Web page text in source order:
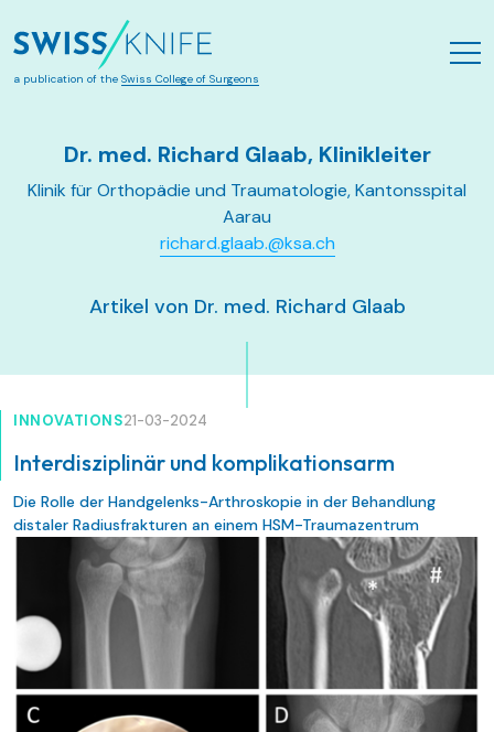
a publication of the Swiss College of Surgeons
Dr. med. Richard Glaab, Klinikleiter
Klinik für Orthopädie und Traumatologie, Kantonsspital
Aarau
richard.glaab.@ksa.ch
Artikel von Dr. med. Richard Glaab
INNOVATIONS21-03-2024
Interdisziplinär und komplikationsarm
Die Rolle der Handgelenks-Arthroskopie in der Behandlung
distaler Radiusfrakturen an einem HSM-Traumazentrum